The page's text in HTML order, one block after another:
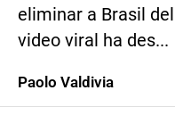
eliminar a Brasil
video viral ha des...
Paolo Valdivia